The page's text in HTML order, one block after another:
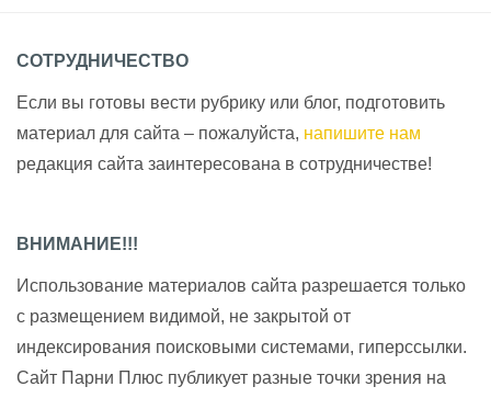
СОТРУДНИЧЕСТВО
Если вы готовы вести рубрику или блог, подготовить
материал для сайта – пожалуйста, напишите нам
редакция сайта заинтересована в сотрудничестве!
ВНИМАНИЕ!!!
Использование материалов сайта разрешается только
с размещением видимой, не закрытой от
индексирования поисковыми системами, гиперссылки.
Сайт Парни Плюс публикует разные точки зрения на